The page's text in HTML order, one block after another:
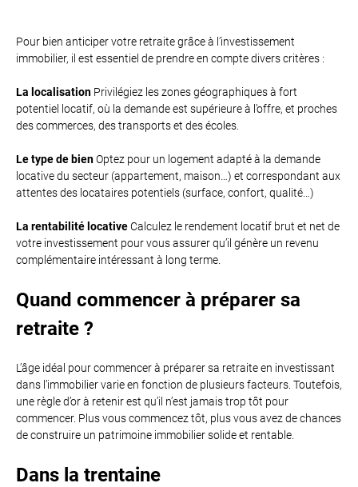
Pour bien anticiper votre retraite grâce à l’investissement
immobilier, il est essentiel de prendre en compte divers critères :
La localisation Privilégiez les zones géographiques à fort
potentiel locatif, où la demande est supérieure à l’offre, et proches
des commerces, des transports et des écoles.
Le type de bienOptez pour un logement adapté à la demande
locative du secteur (appartement, maison…) et correspondant aux
attentes des locataires potentiels (surface, confort, qualité…)
La rentabilité locativeCalculez le rendement locatif brut et net de
votre investissement pour vous assurer qu’il génère un revenu
complémentaire intéressant à long terme.
Quand commencer à préparer sa
retraite ?
L’âge idéal pour commencer à préparer sa retraite en investissant
dans l’immobilier varie en fonction de plusieurs facteurs. Toutefois,
une règle d’or à retenir est qu’il n’est jamais trop tôt pour
commencer. Plus vous commencez tôt, plus vous avez de chances
de construire un patrimoine immobilier solide et rentable.
Dans la trentaine